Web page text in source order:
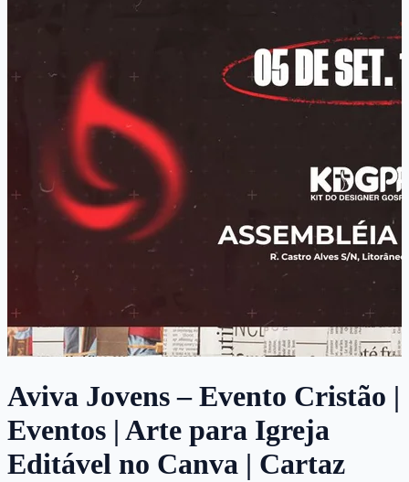
Aviva Jovens – Evento Cristão |
Eventos | Arte para Igreja
Editável no Canva | Cartaz